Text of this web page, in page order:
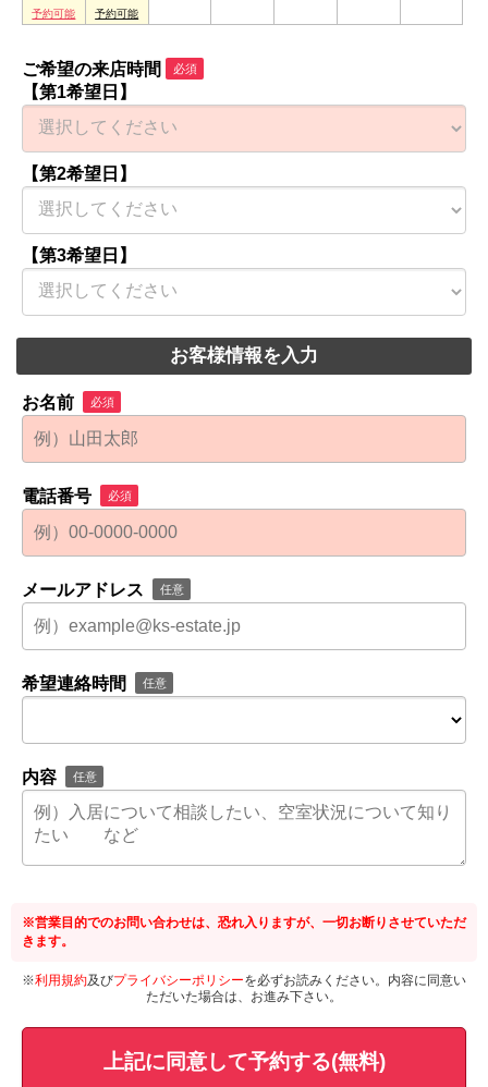
ご希望の来店時間 必須
【第1希望日】
【第2希望日】
【第3希望日】
お客様情報を入力
お名前 必須
電話番号 必須
メールアドレス 任意
希望連絡時間 任意
内容 任意
※営業目的でのお問い合わせは、恐れ入りますが、一切お断りさせていただ
きます。
※利用規約及びプライバシーポリシーを必ずお読みください。内容に同意い
ただいた場合は、お進み下さい。
上記に同意して予約する(無料)